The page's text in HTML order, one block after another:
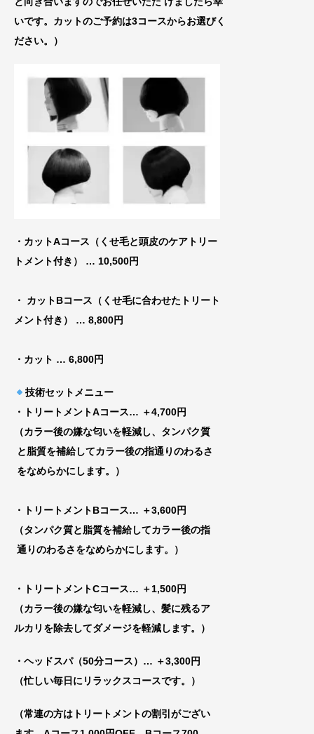
いです。カットのご予約は3コースからお選びく
ださい。）
・カットAコース（くせ毛と頭皮のケアトリー
トメント付き） … 10,500円
・ カットBコース（くせ毛に合わせたトリート
メント付き）
… 8,800円
・カット … 6,800円
技術セットメニュー
・トリートメントAコース… ＋4,700円
（カラー後の嫌な匂いを軽減し、タンパク質
と脂質を補給してカラー後の指通りのわるさ
をなめらかにします。）
・トリートメントBコース… ＋3,600円
（タンパク質と脂質を補給してカラー後の指
通りのわるさをなめらかにします。）
・トリートメントCコース… ＋1,500円
（カラー後の嫌な匂いを軽減し、髪に残るア
ルカリを除去してダメージを軽減します。）
・ヘッドスパ（50分コース）… ＋3,300円
（忙しい毎日にリラックスコースです。）
（常連の方はトリートメントの割引がござい